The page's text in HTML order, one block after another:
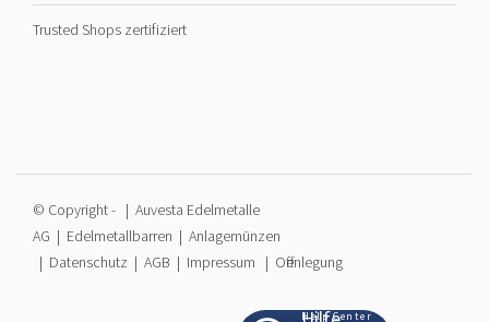
Help Center
Trusted Shops zertifiziert
© Copyright - | Auvesta Edelmetalle
AG | Edelmetallbarren | Anlagemünzen
| Datenschutz | AGB | Impressum | Offenlegung